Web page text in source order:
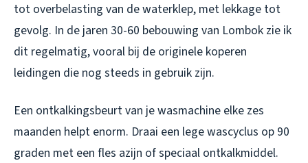
tot overbelasting van de waterklep, met lekkage tot
gevolg. In de jaren 30-60 bebouwing van Lombok zie ik
dit regelmatig, vooral bij de originele koperen
leidingen die nog steeds in gebruik zijn.
Een ontkalkingsbeurt van je wasmachine elke zes
maanden helpt enorm. Draai een lege wascyclus op 90
graden met een fles azijn of speciaal ontkalkmiddel.